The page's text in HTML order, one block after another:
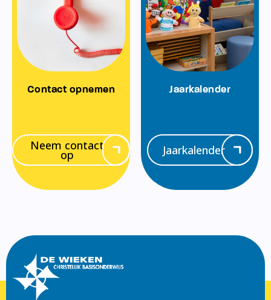
Contact opnemen
Neem contact
op
Jaarkalender
Jaarkalender